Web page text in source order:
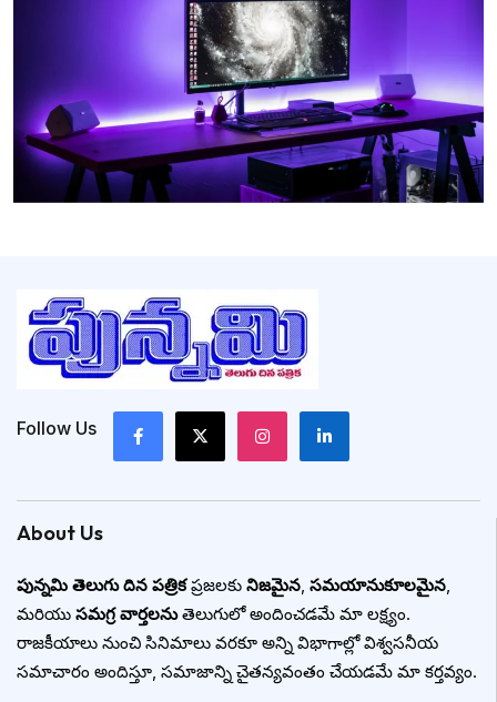
Follow Us
About Us
పున్నమి తెలుగు దిన పత్రికప్రజలకు నిజమైన, సమయానుకూలమైన,
మరియు సమగ్ర వార్తలనుతెలుగులో అందించడమే మా లక్ష్యం.
రాజకీయాలు నుంచి సినిమాలు వరకూ అన్ని విభాగాల్లో విశ్వసనీయ
సమాచారం అందిస్తూ, సమాజాన్ని చైతన్యవంతం చేయడమే మా కర్తవ్యం.